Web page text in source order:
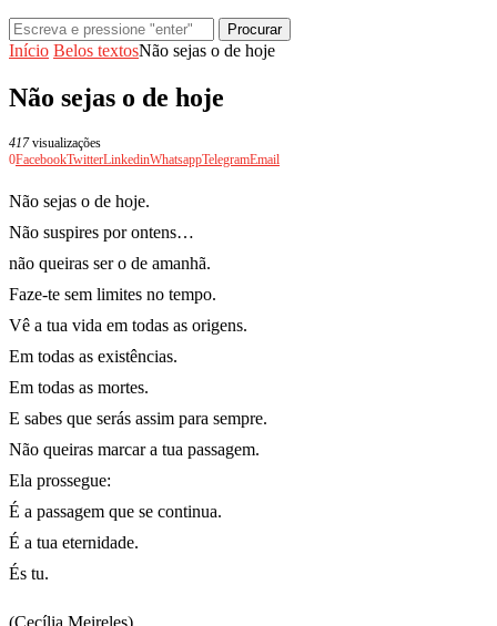
Procurar
Início Belos textosNão sejas o de hoje
Não sejas o de hoje
417visualizações
0FacebookTwitterLinkedinWhatsappTelegramEmail
Não sejas o de hoje.
Não suspires por ontens…
não queiras ser o de amanhã.
Faze-te sem limites no tempo.
Vê a tua vida em todas as origens.
Em todas as existências.
Em todas as mortes.
E sabes que serás assim para sempre.
Não queiras marcar a tua passagem.
Ela prossegue:
É a passagem que se continua.
É a tua eternidade.
És tu.
(Cecília Meireles)